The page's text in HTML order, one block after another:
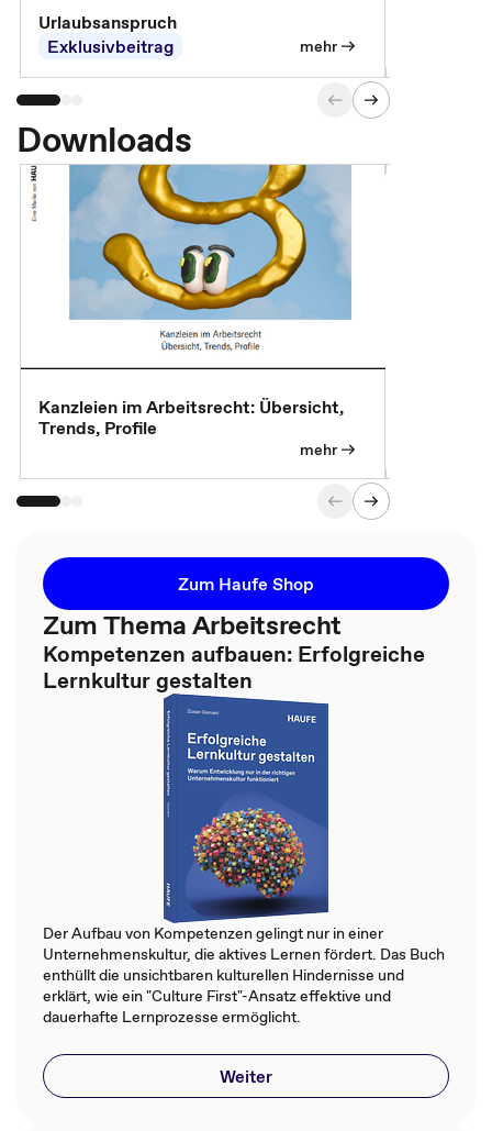
Urlaubsanspruch
Exklusivbeitrag
mehr
Downloads
Kanzleien im Arbeitsrecht: Übersicht,
Trends, Profile
mehr
Zum Haufe Shop
Zum Thema Arbeitsrecht
Kompetenzen aufbauen: Erfolgreiche
Lernkultur gestalten
Der Aufbau von Kompetenzen gelingt nur in einer
Unternehmenskultur, die aktives Lernen fördert. Das Buch
enthüllt die unsichtbaren kulturellen Hindernisse und
erklärt, wie ein "Culture First"-Ansatz effektive und
dauerhafte Lernprozesse ermöglicht.
Weiter